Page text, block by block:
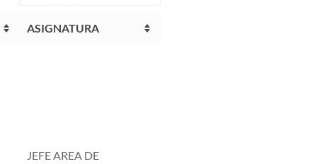
ASIGNATURA
JEFE AREA DE